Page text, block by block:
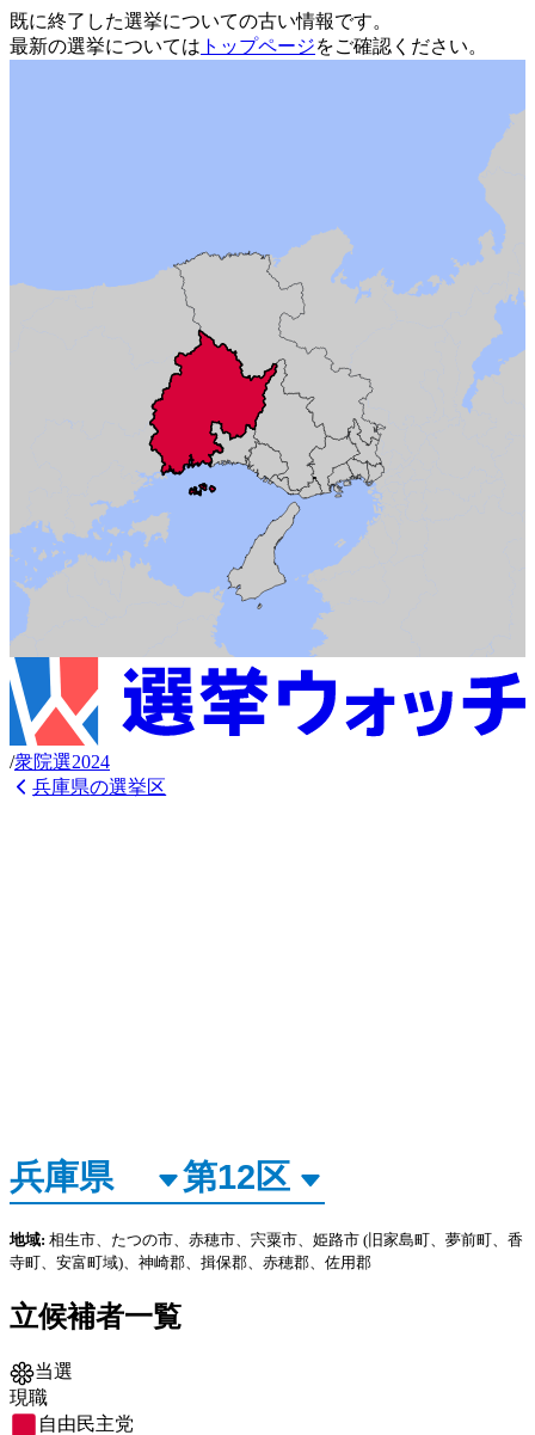
既に終了した選挙についての古い情報です。
最新の選挙については トップページをご確認ください。
/衆院選2024
兵庫県の選挙区
地域: 相生市、たつの市、赤穂市、宍粟市、姫路市 (旧家島町、夢前町、香
寺町、安富町域)、神崎郡、揖保郡、赤穂郡、佐用郡
立候補者一覧
当選
現職
自由民主党